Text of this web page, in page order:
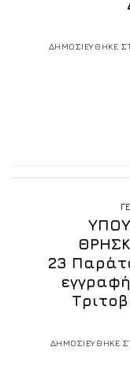
ΔΗΜΟΣΙΕΥΘΗΚΕ
23
ΔΗΜΟΣΙΕΥΘΗΚΕ